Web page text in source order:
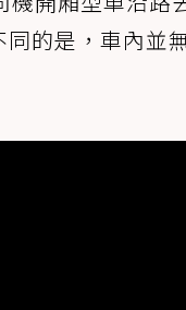
的是，車內並